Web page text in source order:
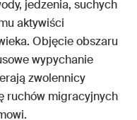
jedzenia, suchych
aktywiści
Objęcie obszaru
wypychanie
zwolennicy
ruchów migracyjnych